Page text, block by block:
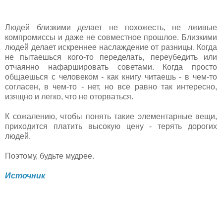
Людей близкими делает не похожесть, не лживые
компромиссы и даже не совместное прошлое. Близкими
людей делает искреннее наслаждение от разницы. Когда
не пытаешься кого-то переделать, переубедить или
отчаянно нафаршировать советами. Когда просто
общаешься с человеком - как книгу читаешь - в чем-то
согласен, в чем-то - нет, но все равно так интересно,
изящно и легко, что не оторваться.
К сожалению, чтобы понять такие элементарные вещи,
приходится платить высокую цену - терять дорогих
людей.
Поэтому, будьте мудрее.
Источник